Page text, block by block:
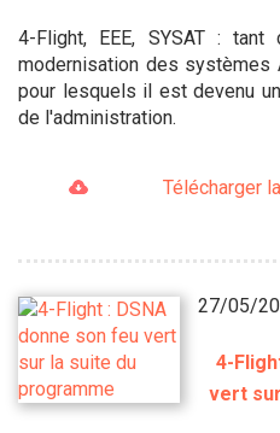
4-Flight, EEE, SYSAT :
modernisation des systèmes
pour lesquels il est devenu
de l'administration.
Télécharger
27/05/
4-
vert